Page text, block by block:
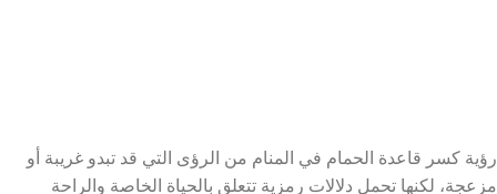
رؤية كسر قاعدة الحمام في المنام من الرؤى التي قد تبدو غريبة أو
مزعجة، لكنها تحمل دلالات رمزية تتعلق بالحياة الخاصة والراحة